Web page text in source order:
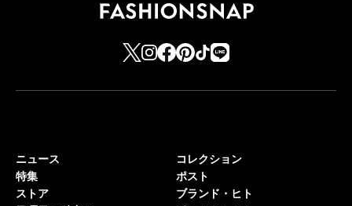
ニュース
特集
ストア
コレクション
ポスト
ブランド・ヒト